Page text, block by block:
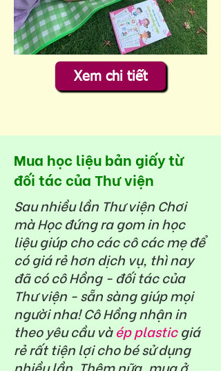
Xem chi tiết
Mua học liệu bản giấy từ
đối tác của Thư viện
Sau nhiều lần Thư viện Chơi
mà Học đứng ra gom in học
liệu giúp cho các cô các mẹ để
có giá rẻ hơn dịch vụ, thì nay
đã có cô Hồng - đối tác của
Thư viện - sẵn sàng giúp mọi
người nha! Cô Hồng nhận in
theo yêu cầu vàép plasticgiá
rẻ rất tiện lợi cho bé sử dụng
nhiều lần. Thêm nữa, mua ở